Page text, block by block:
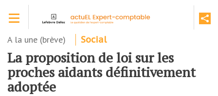
contenu
A la une (brève) Social
La proposition de loi sur les
proches aidants définitivement
adoptée